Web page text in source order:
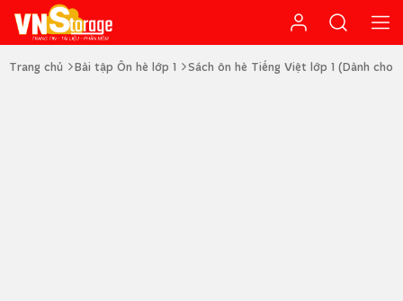
Trang chủ Bài tập Ôn hè lớp 1 Sách ôn hè Tiếng Việt lớp 1 (Dành cho